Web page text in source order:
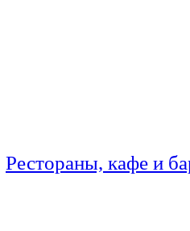
Рестораны, кафе и